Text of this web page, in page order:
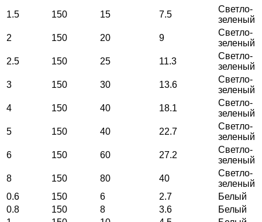
1.5
150 15 7.5
Светло-
зеленый
2
150 20 9
Светло-
зеленый
2.5
150 25 11.3
Светло-
зеленый
3
150 30 13.6
Светло-
зеленый
4
150 40 18.1
Светло-
зеленый
5
150 40 22.7
Светло-
зеленый
6
150 60 27.2
Светло-
зеленый
8
150 80 40
Светло-
зеленый
0.6
150 6 2.7
Белый
0.8
150 8 3.6
Белый